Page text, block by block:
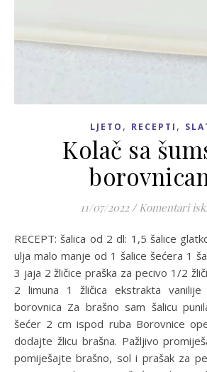
LJETO , RECEPTI ,
Kolač sa
11/07/2022 / Komentari
RECEPT: šalica od 2 dl: 1,5 šalice glatkog brašna 1/2 šalice
ulja malo manje od 1 šalice šećera 1
3 jaja 2 žličice praška za pecivo 1/2
2 limuna 1 žličica ekstrakta vanilije
borovnica Za brašno sam šalicu
šećer 2 cm ispod ruba Borovnice
dodajte žlicu brašna. Pažljivo
pomiješajte brašno, sol i prašak za